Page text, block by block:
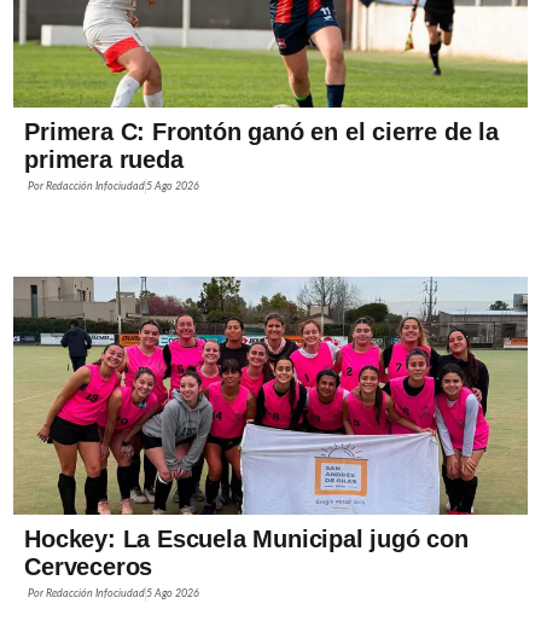
Primera C: Frontón ganó en el cierre de la
primera rueda
PorRedacción Infociudad 5 Ago 2026
Hockey: La Escuela Municipal jugó con
Cerveceros
PorRedacción Infociudad 5 Ago 2026